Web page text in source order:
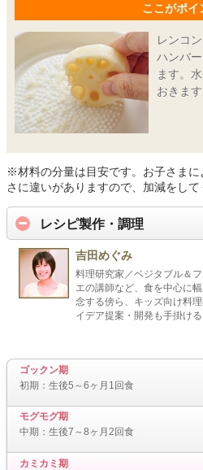
ここがポイ
レンコ
ハンバ
ます。
おきます
※材料の分量は目安です。お子さま
さに違いがありますので、加減をして
レシピ製作・調理
吉田めぐみ
料理研究家／ベジタブル＆
エの講師など、食を中心に
念する傍ら、キッズ向け料
イデア提案・開発も手掛ける
ゴックン期
初期：生後5～6ヶ月1回食
モグモグ期
中期：生後7～8ヶ月2回食
カミカミ期